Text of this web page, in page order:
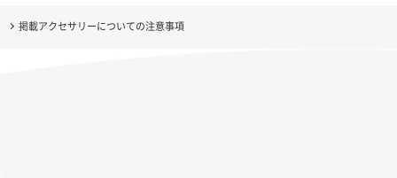
掲載アクセサリーについての注意事項